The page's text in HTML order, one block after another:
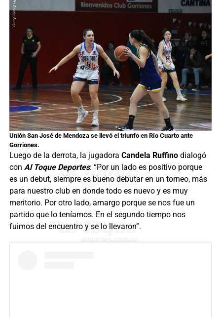
Unión San José de Mendoza se llevó el triunfo en Río Cuarto ante
Gorriones.
Luego de la derrota, la jugadora Candela Ruffino dialogó
con Al Toque Deportes: “Por un lado es positivo porque
es un debut, siempre es bueno debutar en un torneo, más
para nuestro club en donde todo es nuevo y es muy
meritorio. Por otro lado, amargo porque se nos fue un
partido que lo teníamos. En el segundo tiempo nos
fuimos del encuentro y se lo llevaron”.